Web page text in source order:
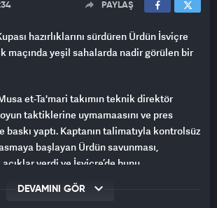
PAYLAŞ
hazırlıklarını sürdüren Ürdün İsviçre
maçında yeşil sahalarda nadir görülen bir
et-Ta'mari takımın teknik direktör
taktiklerine uymamaasını ve pres
baskı yaptı. Kaptanın talimatıyla kontrolsüz
başlayan Ürdün savunması,
verdi ve İsviçre’de bunu
İsviçre’nin 4-1 'lik galibiyetiyle son buldu.
DEVAMINI GÖR